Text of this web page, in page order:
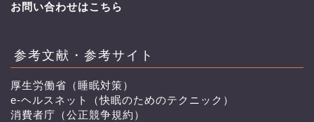
お問い合わせはこちら
参考文献・参考サイト
厚生労働省（睡眠対策）
e-ヘルスネット（快眠のためのテクニック）
消費者庁（公正競争規約）